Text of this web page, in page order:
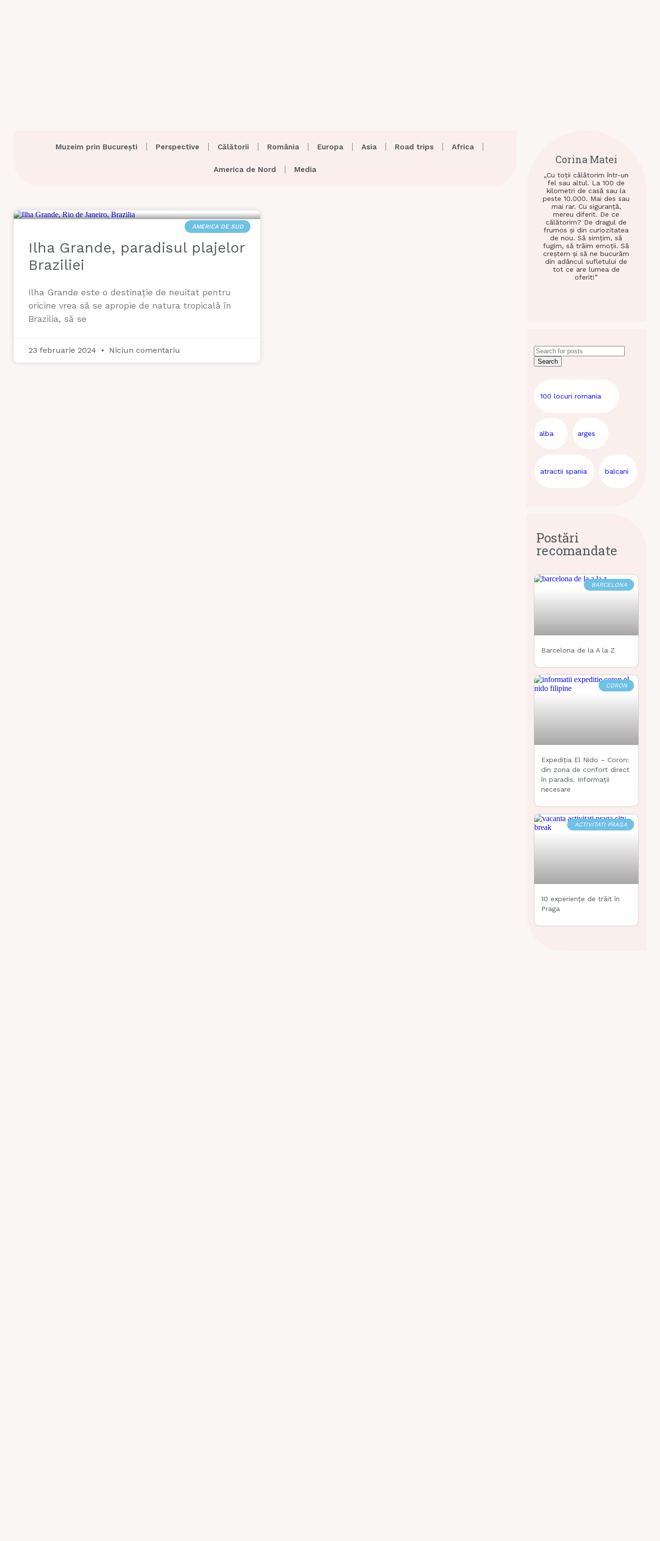
Muzeim prin București Perspective Călătorii România Europa Asia Road trips Africa
America de Nord Media
AMERICA DE SUD
Ilha Grande, paradisul plajelor
Braziliei
Ilha Grande este o destinație de neuitat pentru
oricine vrea să se apropie de natura tropicală în
Brazilia, să se
23 februarie 2024 Niciun comentariu
Corina Matei
„Cu toții călătorim într-un
fel sau altul. La 100 de
kilometri de casă sau la
peste 10.000. Mai des sau
mai rar. Cu siguranță,
mereu diferit. De ce
călătorim? De dragul de
frumos și din curiozitatea
de nou. Să simțim, să
fugim, să trăim emoții. Să
creștem și să ne bucurăm
din adâncul sufletului de
tot ce are lumea de
oferit!”
Search
100 locuri romania
alba arges
atractii spania balcani
Postări
recomandate
BARCELONA
Barcelona de la A la Z
CORON
Expediția El Nido – Coron:
din zona de confort direct
în paradis. Informații
necesare
ACTIVITATI PRAGA
10 experiențe de trăit în
Praga